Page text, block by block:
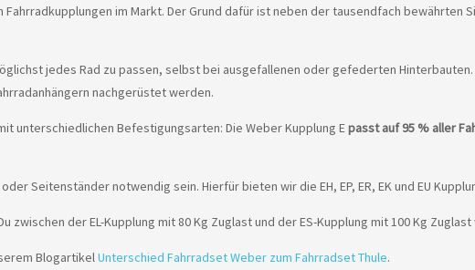
im Markt. Der Grund dafür ist neben der tausendfach
jedes Rad zu passen, selbst bei ausgefallenen oder gefederten
nachgerüstet werden.
unterschiedlichen Befestigungsarten: Die Weber Kupplung Epasst auf 95 % aller
Seitenständer notwendig sein. Hierfür bieten wir die EH, EP, ER, EK und EU
zwischen der EL-Kupplung mit 80 Kg Zuglast und der ES-Kupplung mit 100 Kg Zuglast
BlogartikelUnterschied Fahrradset Weber zum Fahrradset Thule.